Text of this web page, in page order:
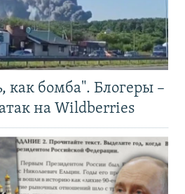
как бомба". Блогеры –
на Wildberries